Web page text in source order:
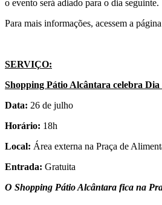
o evento será adiado para o dia seguinte.
Para mais informações, acessem a página
SERVIÇO:
Shopping Pátio Alcântara celebra Dia
Data: 26 de julho
Horário: 18h
Local: Área externa na Praça de
Entrada: Gratuita
O Shopping Pátio Alcântara fica na